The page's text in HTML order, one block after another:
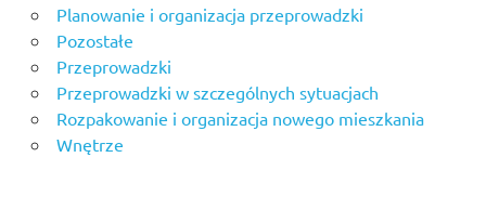
Planowanie i organizacja przeprowadzki
Pozostałe
Przeprowadzki
Przeprowadzki w szczególnych sytuacjach
Rozpakowanie i organizacja nowego mieszkania
Wnętrze